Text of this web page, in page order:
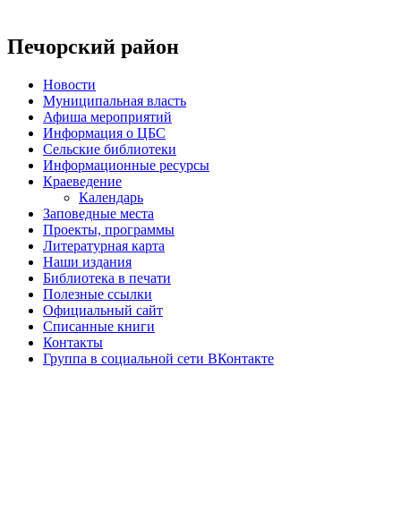
Печорский район
Новости
Муниципальная власть
Афиша мероприятий
Информация о ЦБС
Сельские библиотеки
Информационные ресурсы
Краеведение
Календарь
Заповедные места
Проекты, программы
Литературная карта
Наши издания
Библиотека в печати
Полезные ссылки
Официальный сайт
Списанные книги
Контакты
Группа в социальной сети ВКонтакте